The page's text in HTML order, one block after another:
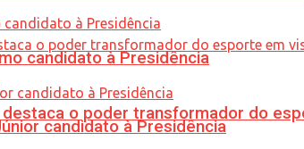
destaca o poder transformador do
candidato à Presidência
candidato à Presidência